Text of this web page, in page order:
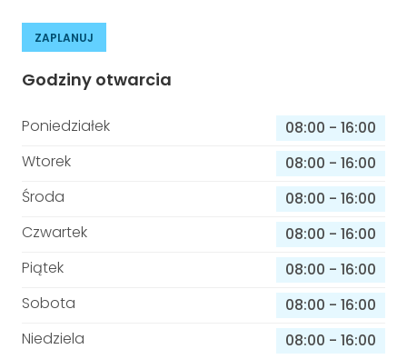
ZAPLANUJ
Godziny otwarcia
Poniedziałek 08:00 - 16:00
Wtorek
08:00 - 16:00
Środa
08:00 - 16:00
Czwartek
08:00 - 16:00
Piątek
08:00 - 16:00
Sobota
08:00 - 16:00
Niedziela
08:00 - 16:00